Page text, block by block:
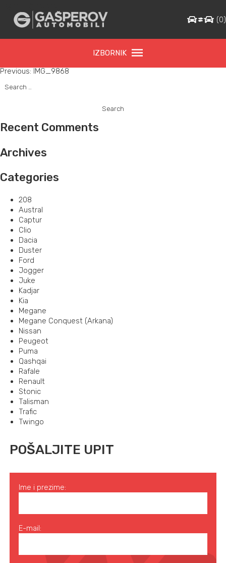
IZBORNIK
(0)
IMG_9868
Post
navigation
Previous: IMG_9868
for:
Recent Comments
Archives
Categories
208
Austral
Captur
Clio
Dacia
Duster
Ford
Jogger
Juke
Kadjar
Kia
Megane
Megane Conquest (Arkana)
Nissan
Peugeot
Puma
Qashqai
Rafale
Renault
Stonic
Talisman
Trafic
Twingo
POŠALJITE UPIT
Ime i prezime:
E-mail: